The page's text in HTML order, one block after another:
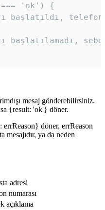
'ok') {
başlatıldı,
başlatılamadı,
mesaj gönderebilirsiniz.
{result: 'ok'} döner.
döner, errReason
mesajıdır, ya da neden
adresi
numarası
açıklama